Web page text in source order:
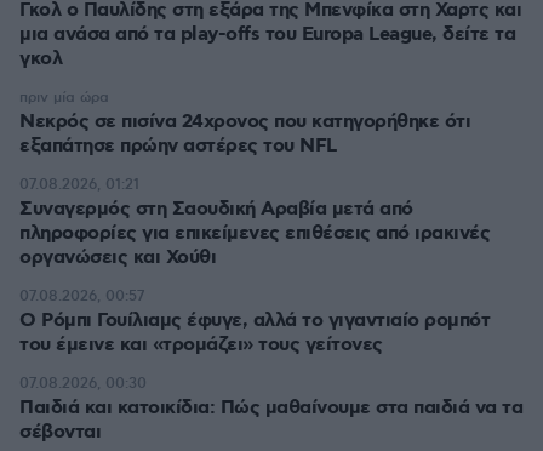
Γκολ ο Παυλίδης στη εξάρα της Μπενφίκα στη Χαρτς και
μια ανάσα από τα play-offs του Europa League, δείτε τα
γκολ
Νεκρός σε πισίνα 24χρονος που κατηγορήθηκε ότι
εξαπάτησε πρώην αστέρες του NFL
πριν μία ώρα
Συναγερμός στη Σαουδική Αραβία μετά από
πληροφορίες για επικείμενες επιθέσεις από ιρακινές
οργανώσεις και Χούθι
07.08.2026, 01:21
Ο Ρόμπι Γουίλιαμς έφυγε, αλλά το γιγαντιαίο ρομπότ
του έμεινε και «τρομάζει» τους γείτονες
07.08.2026, 00:57
Παιδιά και κατοικίδια: Πώς μαθαίνουμε στα παιδιά να τα
σέβονται
07.08.2026, 00:30